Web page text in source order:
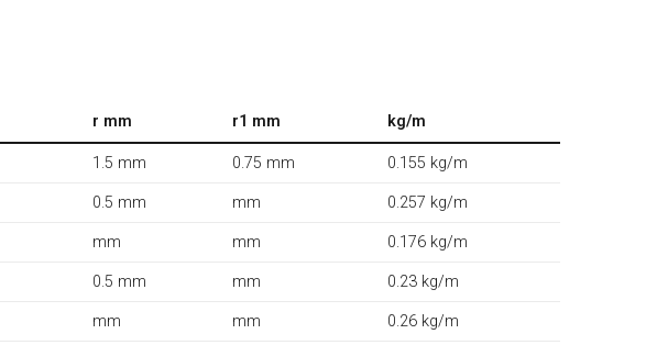
r mm r1 mm kg/m
1.5 mm 0.75 mm 0.155 kg/m
0.5 mm mm 0.257 kg/m
mm mm 0.176 kg/m
0.5 mm mm 0.23 kg/m
mm mm 0.26 kg/m